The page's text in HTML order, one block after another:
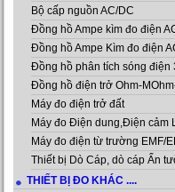
Bộ cấp nguồn AC/DC
Đồng hồ Ampe kìm đo điện
Đồng hồ Ampe Kìm đo điện
Đồng hồ phân tích sóng điện
Đồng hồ điện trở Ohm-
Máy đo điện trở đất
Máy đo Điện dung,Điện cảm
Máy đo điện từ trường EMF/
Thiết bị Dò Cáp, dò cáp Ẩn
THIẾT BỊ ĐO KHÁC ....